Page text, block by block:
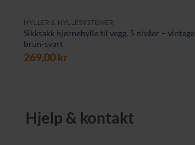
HYLLER & HYLLESYSTEMER
Sikksakk hjørnehylle til vegg, 5 nivåer – vintage
brun-svart
269,00kr
Hjelp & kontakt